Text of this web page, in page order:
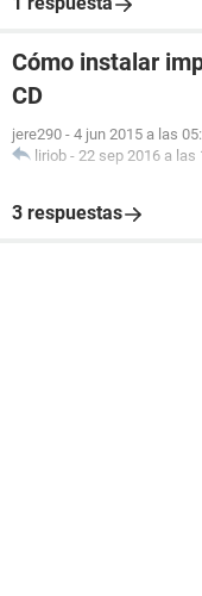
Cómo instalar
CD
jere290 - 4 jun 2015 a las
liriob - 22 sep 2016 a las
3 respuestas